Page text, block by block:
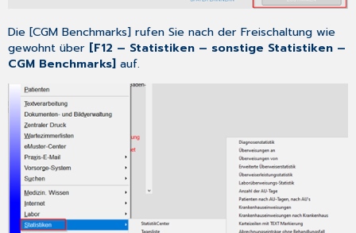
Die [CGM Benchmarks] rufen Sie nach der Freischaltung wie
gewohnt über [F12 – Statistiken – sonstige Statistiken –
CGM Benchmarks] auf.